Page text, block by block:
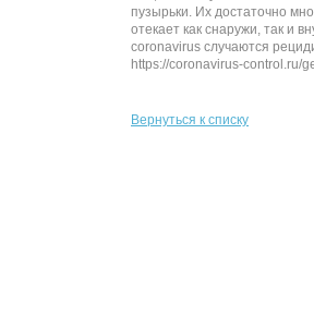
пузырьки. Их достаточно
отекает как снаружи, так и
coronavirus случаются
https://coronavirus-control.ru/
Вернуться к списку